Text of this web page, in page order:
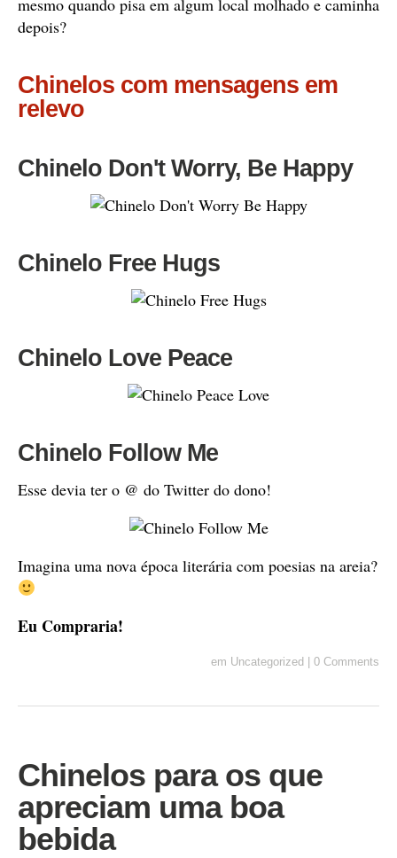
mesmo quando pisa em algum local molhado e caminha
depois?
Chinelos com mensagens em
relevo
Chinelo Don't Worry, Be Happy
Chinelo Free Hugs
Chinelo Love Peace
Chinelo Follow Me
Esse devia ter o @ do Twitter do dono!
Imagina uma nova época literária com poesias na areia?
Eu Compraria!
em Uncategorized 0 Comments
Chinelos para os que
apreciam uma boa
bebida